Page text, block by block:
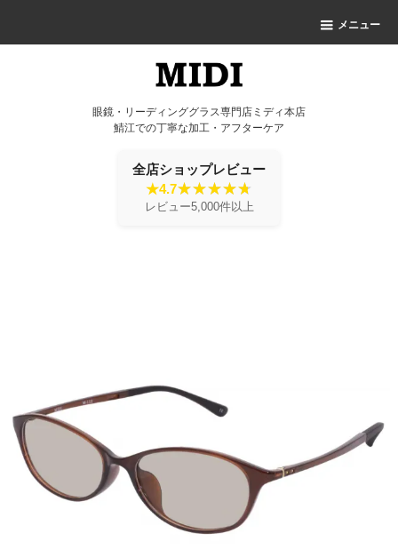
メニュー
眼鏡・リーディンググラス専門店ミディ本店
鯖江での丁寧な加工・アフターケア
全店ショップレビュー
★4.7
レビュー5,000件以上